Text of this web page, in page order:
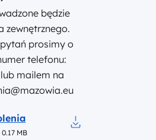
będzie
zewnętrznego.
prosimy o
telefonu:
mailem na
0.17 MB